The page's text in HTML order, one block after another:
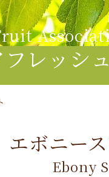
レッシ
エボニー
Ebony